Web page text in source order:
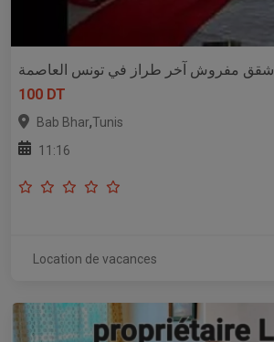
شقق مفروش آخر طراز في تونس العاصمة
100 DT
Bab Bhar,Tunis
11:16
Location de vacances